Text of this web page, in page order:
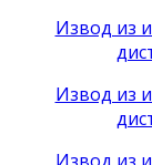
Извод из
Извод из